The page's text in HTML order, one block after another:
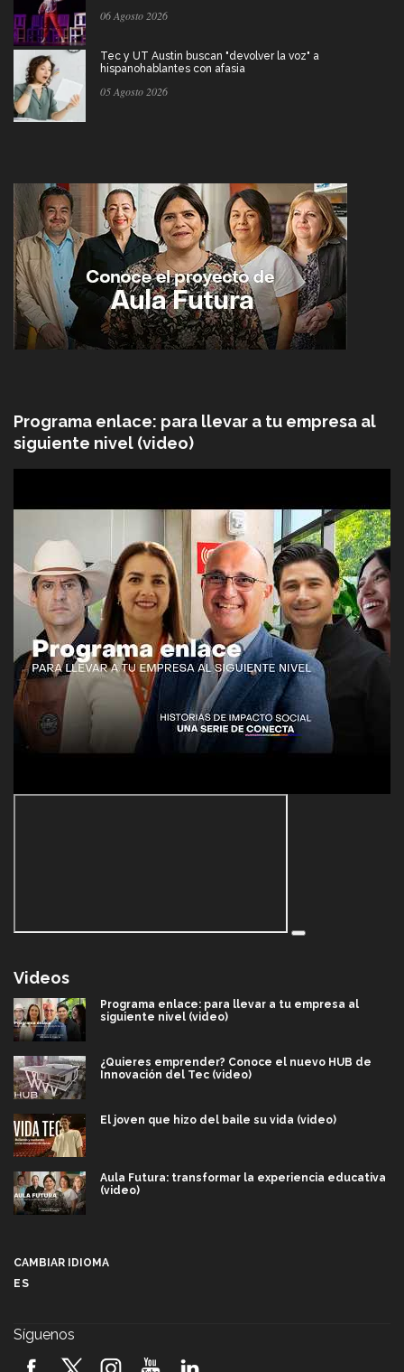
06 Agosto 2026
Tec y UT Austin buscan "devolver la voz" a
hispanohablantes con afasia
05 Agosto 2026
Programa enlace: para llevar a tu empresa al
siguiente nivel (video)
Videos
Programa enlace: para llevar a tu empresa al
siguiente nivel (video)
¿Quieres emprender? Conoce el nuevo HUB de
Innovación del Tec (video)
El joven que hizo del baile su vida (video)
Aula Futura: transformar la experiencia educativa
(video)
2026! (video)
CAMBIAR IDIOMA
ES
Síguenos